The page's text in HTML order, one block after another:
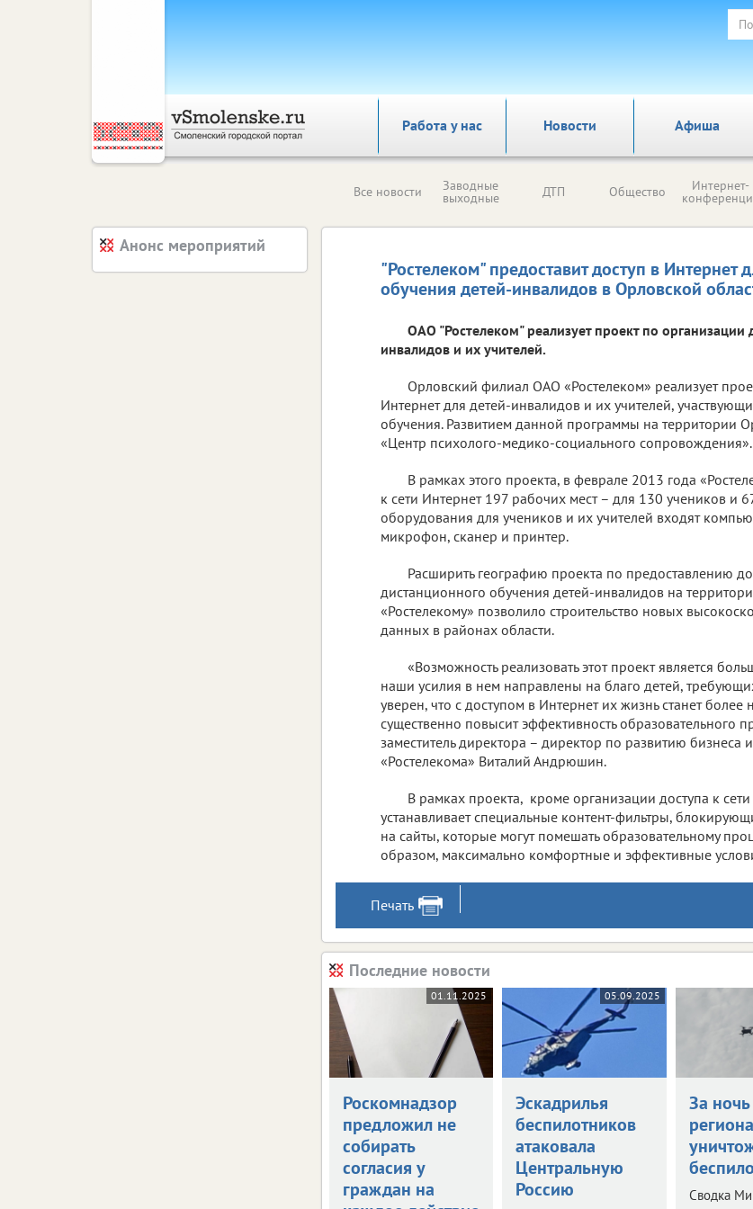
Работа у нас Новости Афиша
Все новости Заводные
выходные ДТП Общество Интернет-
"Ростелеком" предоставит доступ в Интернет
обучения детей-инвалидов в Орловской
ОАО "Ростелеком" реализует проект по организации
инвалидов и их учителей.
Орловский филиал ОАО «Ростелеком» реализует
Интернет для детей-инвалидов и их учителей,
обучения. Развитием данной программы на территории
«Центр психолого-медико-социального сопровождения».
В рамках этого проекта, в феврале 2013 года
к сети Интернет 197 рабочих мест – для 130 учеников и
оборудования для учеников и их учителей входят
микрофон, сканер и принтер.
Расширить географию проекта по предоставлению
дистанционного обучения детей-инвалидов на
«Ростелекому» позволило строительство новых
данных в районах области.
«Возможность реализовать этот проект является
наши усилия в нем направлены на благо детей,
уверен, что с доступом в Интернет их жизнь станет
существенно повысит эффективность образовательного
заместитель директора – директор по развитию
«Ростелекома» Виталий Андрюшин.
В рамках проекта, кроме организации доступа к сети
устанавливает специальные контент-фильтры,
на сайты, которые могут помешать образовательному
образом, максимально комфортные и эффективные
Печать
Последние новости
01.11.2025
Роскомнадзор
предложил не
собирать
согласия у
граждан на
05.09.2025
Эскадрилья
беспилотников
атаковала
Центральную
Россию
За ночь
Сводка
Анонс мероприятий